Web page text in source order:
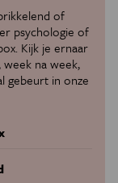
of
psychologie of
Kijk je ernaar
na week,
gebeurt in onze